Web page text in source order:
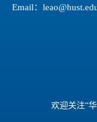
Email：
欢迎关注“